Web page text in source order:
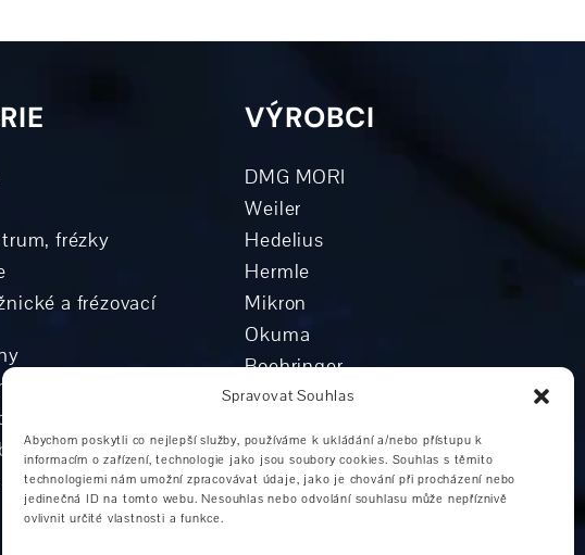
Spravovat Souhlas
Abychom poskytli co nejlepší služby, používáme k ukládání a/nebo přístupu k
informacím o zařízení, technologie jako jsou soubory cookies. Souhlas s těmito
technologiemi nám umožní zpracovávat údaje, jako je chování při procházení nebo
jedinečná ID na tomto webu. Nesouhlas nebo odvolání souhlasu může nepříznivě
ovlivnit určité vlastnosti a funkce.
frézky
a frézovací
soustruhy
centrum
centra
centrum
VÝROBCI
DMG MORI
Weiler
Hedelius
Hermle
Mikron
Okuma
Boehringer
Grob
Ostatní výrobci